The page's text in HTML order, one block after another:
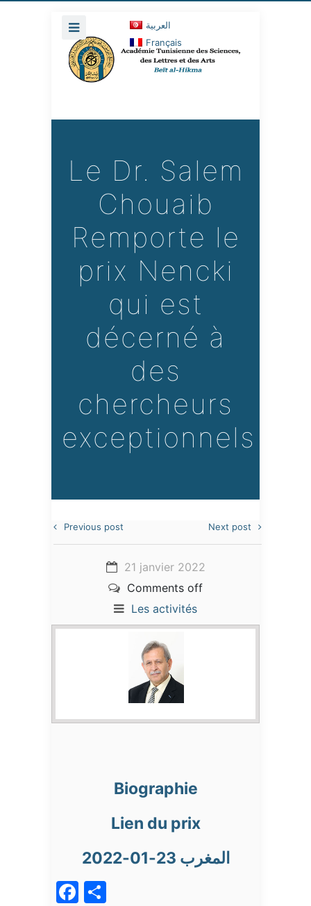
العربية
Français
Le Dr. Salem
Chouaib
Remporte le
prix Nencki
qui est
décerné à
des
chercheurs
exceptionnels
Previous post Next post
21 janvier 2022
Comments off
Les activités
Biographie
Lien du prix
المغرب 23-01-2022
Facebook